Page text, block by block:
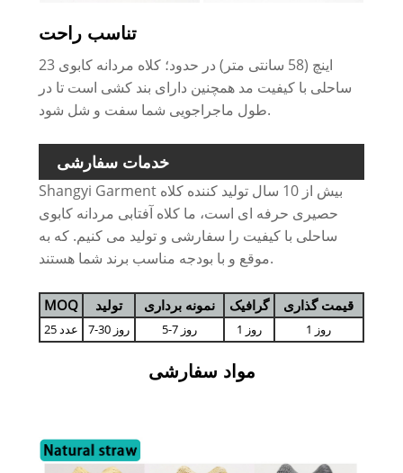
تناسب راحت
23 اینچ (58 سانتی متر) در حدود؛ کلاه مردانه کابوی
ساحلی با کیفیت مد همچنین دارای بند کشی است تا در
طول ماجراجویی شما سفت و شل شود.
خدمات سفارشی
Shangyi Garment بیش از 10 سال تولید کننده کلاه
حصیری حرفه ای است، ما کلاه آفتابی مردانه کابوی
ساحلی با کیفیت را سفارشی و تولید می کنیم. که به
موقع و با بودجه مناسب برند شما هستند.
MOQ تولید نمونه برداری گرافیک قیمت گذاری
25 عدد 7-30 روز 5-7 روز 1 روز 1 روز
مواد سفارشی